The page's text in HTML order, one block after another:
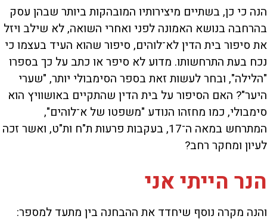
הנה כי כן, בשתיים מיצירותיו המובהקות ביותר שבהן עסק
בהרחבה בנושא האמונה לפני ואחרי השואה, לא שילב ויזל
את סיפור בית הדין לא־לוהים, סיפור שהוא העיד בעצמו כי
נכח בעת התרחשותו. מדוע לא סיפר או כתב על כך בספרו
"הלילה", ובחר לעשות זאת בספר הסימבולי יותר, "שערי
היער"? האם הסיפור על בית הדין שהתקיים באושוויץ הוא
סימבולי, כמו מחזהו הנודע "משפטו של א־לוהים",
המתרחש במאה ה־17, בעקבות פרעות ת"ח ות"ט, ואשר זכה
לעיון ומחקר רחב?
הנר הייתי אני
והנה מקרה נוסף שיחדד את ההבחנה בין מתעד למספר: